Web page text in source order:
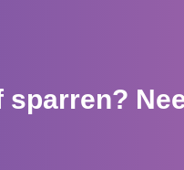
sparren?